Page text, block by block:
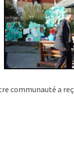
communauté a